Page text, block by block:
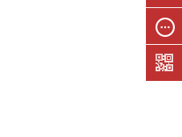
联系我
在线留